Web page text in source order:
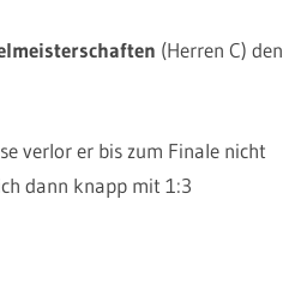
(Herren C) den
verlor er bis zum Finale nicht
dann knapp mit 1:3